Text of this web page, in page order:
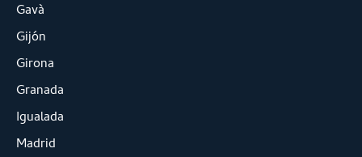
Gavà
Gijón
Girona
Granada
Igualada
Madrid